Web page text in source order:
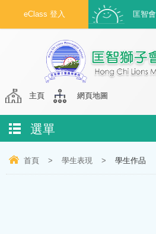
eClass 登入 匡智會
主頁 網頁地圖
選單
首頁 > 學生表現 > 學生作品